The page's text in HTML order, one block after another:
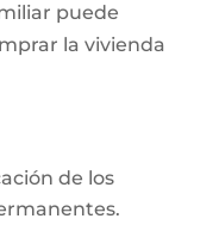
puede
la vivienda
de los